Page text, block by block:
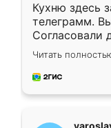
Кухню здесь
телеграмм.
Согласовали
недели кухня
довольны
мебель за
Читать